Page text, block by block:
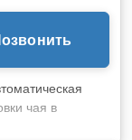
чая в
в